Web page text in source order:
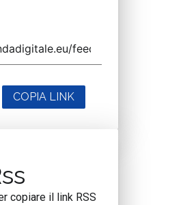
COPIA LINK
copiare il link RSS